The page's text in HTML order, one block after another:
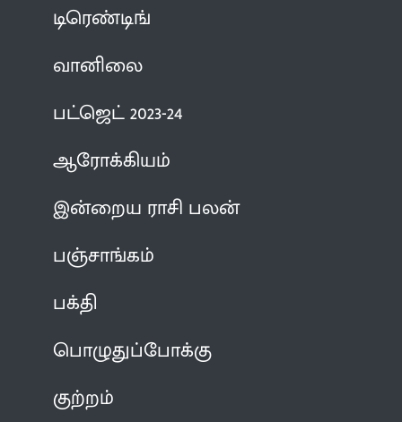
டிரெண்டிங்
வானிலை
பட்ஜெட் 2023-24
ஆரோக்கியம்
இன்றைய ராசி பலன்
பஞ்சாங்கம்
பக்தி
பொழுதுப்போக்கு
குற்றம்